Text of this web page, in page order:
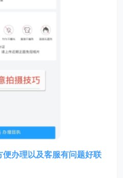
办理以及客服有问题好联